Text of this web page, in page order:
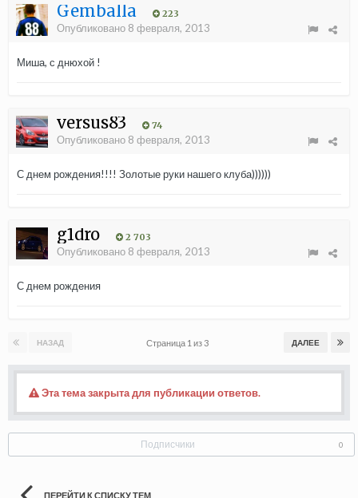
Gemballa 223
Опубликовано 8 февраля, 2013
Миша, с днюхой !
versus83 74
Опубликовано 8 февраля, 2013
С днем рождения!!!! Золотые руки нашего клуба))))))
g1dro 2 703
Опубликовано 8 февраля, 2013
С днем рождения
НАЗАД ДАЛЕЕ
Страница 1 из 3
Эта тема закрыта для публикации ответов.
Подписчики 0
ПЕРЕЙТИ К СПИСКУ ТЕМ